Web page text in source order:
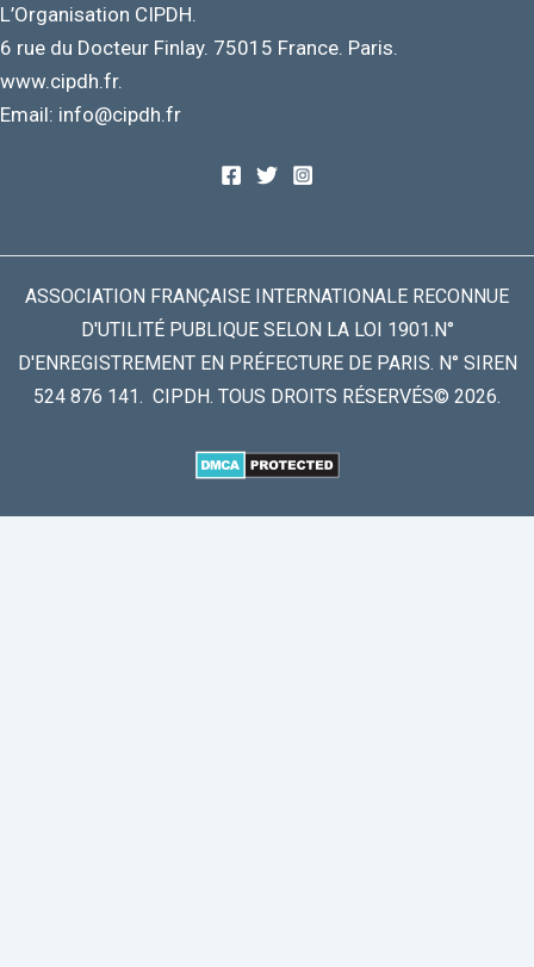
L’Organisation CIPDH.
6 rue du Docteur Finlay. 75015 France. Paris.
www.cipdh.fr.
Email: info@cipdh.fr
ASSOCIATION FRANÇAISE INTERNATIONALE RECONNUE
D'UTILITÉ PUBLIQUE SELON LA LOI 1901.N°
D'ENREGISTREMENT EN PRÉFECTURE DE PARIS. N° SIREN
524 876 141. CIPDH. TOUS DROITS RÉSERVÉS© 2026.